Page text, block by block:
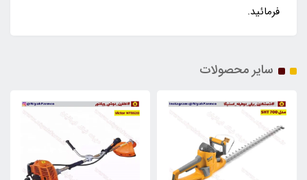
فرمائید.
سایر محصولات